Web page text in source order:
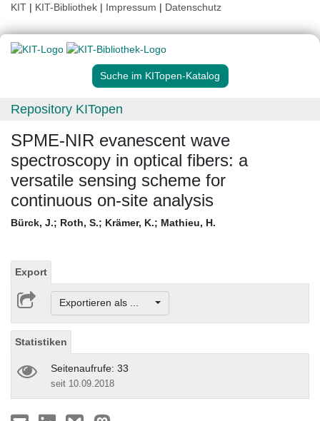
KIT | KIT-Bibliothek | Impressum | Datenschutz
Suche im KITopen-Katalog
Repository KITopen
SPME-NIR evanescent wave
spectroscopy in optical fibers: a
versatile sensing scheme for
continuous on-site analysis
Bürck, J.; Roth, S.; Krämer, K.; Mathieu, H.
Export
Exportieren als ...
Statistiken
Seitenaufrufe: 33
seit 10.09.2018